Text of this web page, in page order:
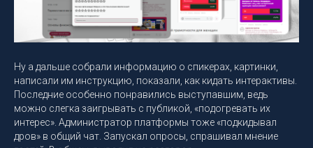
Ну а дальше собрали информацию о спикерах, картинки,
написали им инструкцию, показали, как кидать интерактивы.
Последние особенно понравились выступавшим, ведь
можно слегка заигрывать с публикой, «подогревать их
интерес». Администратор платформы тоже «подкидывал
дров» в общий чат. Запускал опросы, спрашивал мнение